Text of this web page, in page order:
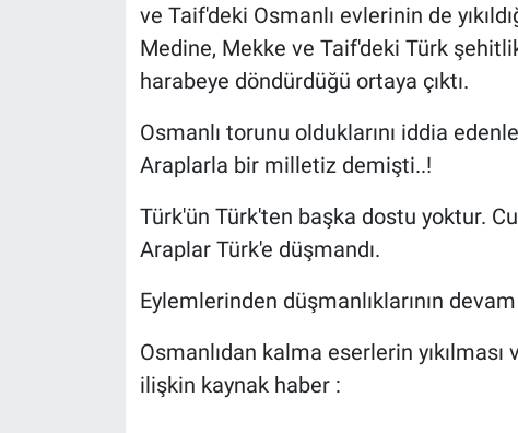
ve Taif'deki Osmanlı evlerinin de
Medine, Mekke ve Taif'deki Türk
harabeye döndürdüğü ortaya çıktı.
Osmanlı torunu olduklarını iddia
Araplarla bir milletiz demişti..!
Türk'ün Türk'ten başka dostu yoktur.
Araplar Türk'e düşmandı.
Eylemlerinden düşmanlıklarının
Osmanlıdan kalma eserlerin
ilişkin kaynak haber :